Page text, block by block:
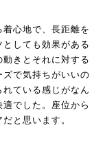
心地で、長距離を
しても効果がある
きとそれに対する
で気持ちがいいの
ている感じがなん
でした。座位から
と思います。